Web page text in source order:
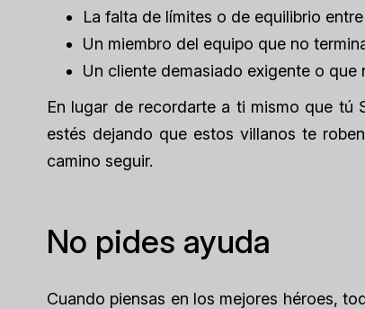
La falta de límites o de equilibrio
Un miembro del equipo que no
Un cliente demasiado exigente o
En lugar de recordarte a ti mismo que tú
estés dejando que estos villanos te
camino seguir.
No pides ayuda
Cuando piensas en los mejores héroes,